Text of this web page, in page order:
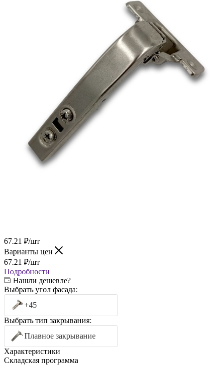
67.21 ₽/шт
Варианты цен
67.21 ₽/шт
Подробности
Нашли дешевле?
Выбрать угол фасада:
+45
Выбрать тип закрывания:
Плавное закрывание
Характеристики
Складская программа